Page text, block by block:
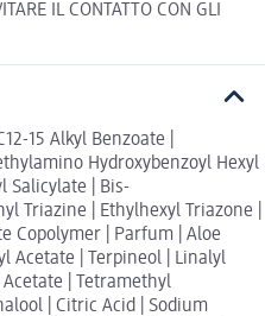
IL CONTATTO CON GLI
15 Alkyl Benzoate |
Hydroxybenzoyl Hexyl
Salicylate | Bis-
Triazine | Ethylhexyl Triazone |
Copolymer | Parfum | Aloe
Acetate | Terpineol | Linalyl
| Tetramethyl
| Citric Acid | Sodium